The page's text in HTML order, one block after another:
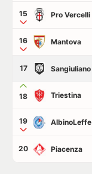
15 Pro Vercelli
16 Mantova
17 Sangiuliano
18 Triestina
19 AlbinoLeffe
20 Piacenza